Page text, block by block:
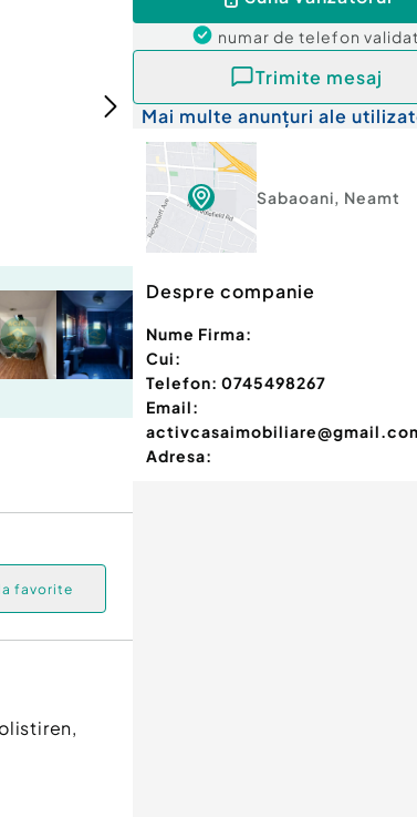
favorite
numar de telefon validat
Trimite mesaj
Mai multe anunțuri ale
Sabaoani, Neamt
Despre companie
Nume Firma:
Cui:
Telefon: 0745498267
Email:
Adresa: